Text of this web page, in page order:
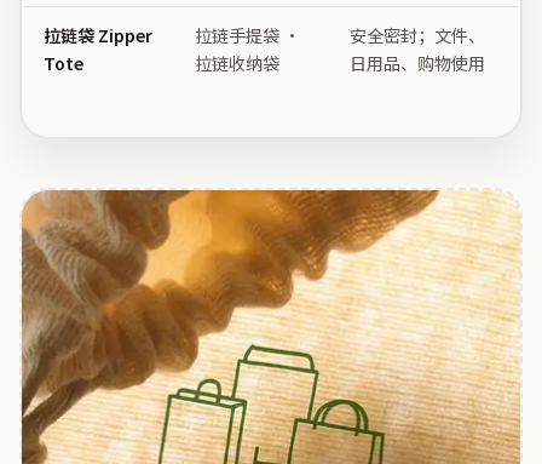
拉链袋 Zipper
Tote
拉链手提袋 ·
拉链收纳袋
安全密封；文件、
日用品、购物使用